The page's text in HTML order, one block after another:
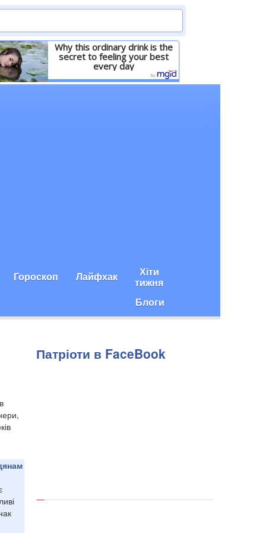
Why this ordinary drink is the
secret to feeling your best
every day
Детальніше
Гороскоп Лайфхак Хіти
тижня
Блоги
Патріоти в FaceBook